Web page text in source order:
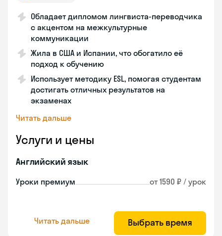
Обладает дипломом лингвиста-переводчика
с акцентом на межкультурные
коммуникации
Жила в США и Испании, что обогатило её
подход к обучению
Использует методику ESL, помогая студентам
достигать отличных результатов на
экзаменах
Читать дальше
Услуги и цены
Английский язык
Уроки премиум от 1590 ₽ / урок
Читать дальше Выбрать время